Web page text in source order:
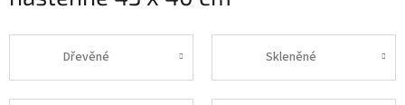
Dřevěné Skleněné